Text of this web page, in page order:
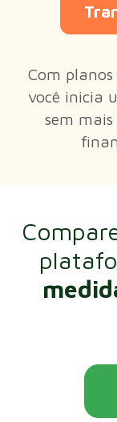
Com
você inicia
sem